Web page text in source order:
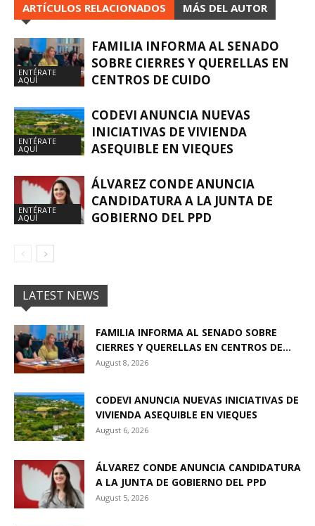
ARTÍCULOS RELACIONADOS MÁS DEL AUTOR
ENTÉRATE
AQUÍ
FAMILIA INFORMA AL SENADO
SOBRE CIERRES Y QUERELLAS EN
CENTROS DE CUIDO
ENTÉRATE
AQUÍ
CODEVI ANUNCIA NUEVAS
INICIATIVAS DE VIVIENDA
ASEQUIBLE EN VIEQUES
ENTÉRATE
AQUÍ
ÁLVAREZ CONDE ANUNCIA
CANDIDATURA A LA JUNTA DE
GOBIERNO DEL PPD
LATEST NEWS
FAMILIA INFORMA AL SENADO SOBRE
CIERRES Y QUERELLAS EN CENTROS DE...
August 8, 2026
CODEVI ANUNCIA NUEVAS INICIATIVAS DE
VIVIENDA ASEQUIBLE EN VIEQUES
August 6, 2026
ÁLVAREZ CONDE ANUNCIA CANDIDATURA
A LA JUNTA DE GOBIERNO DEL PPD
August 5, 2026